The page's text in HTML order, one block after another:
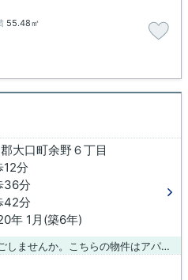
55.48㎡
大口町余野６丁目
12分
36分
42分
年 1月(築6年)
築6年の物件で充実した毎日を過ごしませんか。こちらの物件はアパートです。こだわりの条件として多い、駅徒歩10分の物件です。当社オススメの賃貸物件はいかがでしょうか？多種多様な物件を取り扱っており、利便性の高い物件をご紹介させていただきます。お気軽にお問い合わせ下さい。